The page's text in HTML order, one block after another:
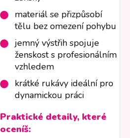
materiál se přizpůsobí
tělu bez omezení pohybu
jemný výstřih spojuje
ženskost s profesionálním
vzhledem
krátké rukávy ideální pro
dynamickou práci
Praktické detaily, které
oceníš: